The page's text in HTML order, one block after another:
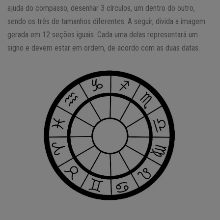
ajuda do compasso, desenhar 3 círculos, um dentro do outro,
sendo os três de tamanhos diferentes. A seguir, divida a imagem
gerada em 12 seções iguais. Cada uma delas representará um
signo e devem estar em ordem, de acordo com as duas datas.